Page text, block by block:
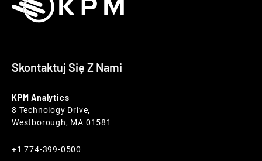
Skontaktuj Się Z Nami
KPM Analytics
8 Technology Drive,
Westborough, MA 01581
+1 774-399-0500